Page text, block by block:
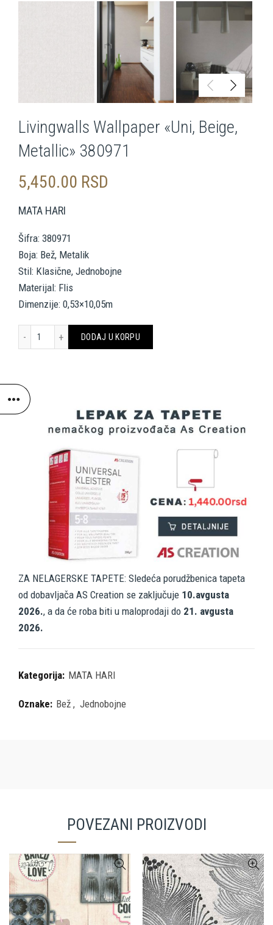
Livingwalls Wallpaper «Uni, Beige,
Metallic» 380971
5,450.00 RSD
MATA HARI
Šifra: 380971
Boja: Bež, Metalik
Stil: Klasične, Jednobojne
Materijal: Flis
Dimenzije: 0,53×10,05m
Livingwalls Wallpaper «Uni, Beige, Metallic» 380971 količina
DODAJ U KORPU
ZA NELAGERSKE TAPETE: Sledeća porudžbenica tapeta
od dobavljača AS Creation se zaključuje 10.avgusta
2026., a da će roba biti u maloprodaji do 21. avgusta
2026.
Kategorija: MATA HARI
Oznake: Bež , Jednobojne
POVEZANI PROIZVODI